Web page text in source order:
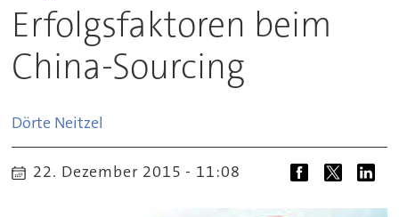
Erfolgsfaktoren beim
China-Sourcing
Dörte Neitzel
22. Dezember 2015 - 11:08